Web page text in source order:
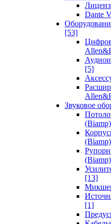
Dante
[53]
[5]
Звуковое
(Biamp)
(Biamp)
(Biamp)
[13]
[1]